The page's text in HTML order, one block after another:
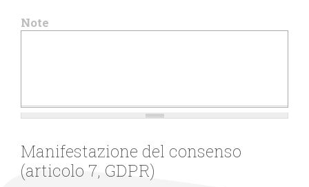
Note
Manifestazione del consenso
(articolo 7, GDPR)